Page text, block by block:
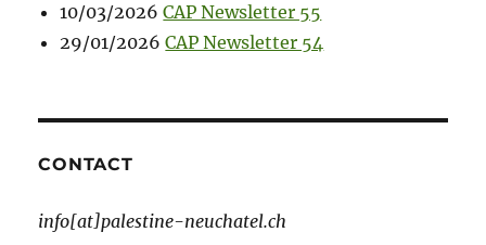
10/03/2026 CAP Newsletter 55
29/01/2026 CAP Newsletter 54
CONTACT
info[at]palestine-neuchatel.ch